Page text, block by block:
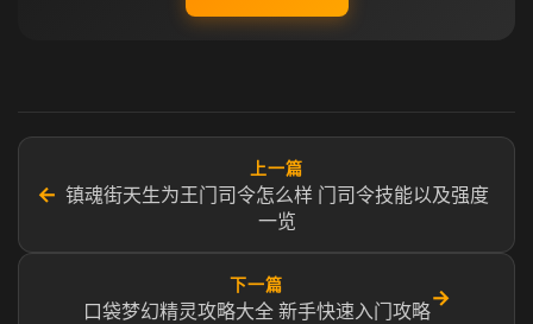
←
上一篇
镇魂街天生为王门司令怎么样 门司令技能以及强度
一览
下一篇
口袋梦幻精灵攻略大全 新手快速入门攻略
→